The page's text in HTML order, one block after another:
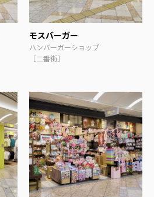
モスバーガー
ハンバーガーショップ
［二番街］